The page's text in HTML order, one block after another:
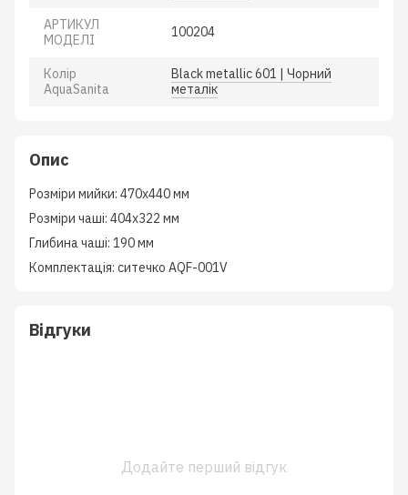
АРТИКУЛ
МОДЕЛІ
100204
Колiр
AquaSanita
Black metallic 601 | Чорний
металік
Опис
Розміри мийки: 470x440 мм
Розміри чаші: 404x322 мм
Глибина чаші: 190 мм
Комплектація: ситечко AQF-001V
Відгуки
Додайте перший відгук